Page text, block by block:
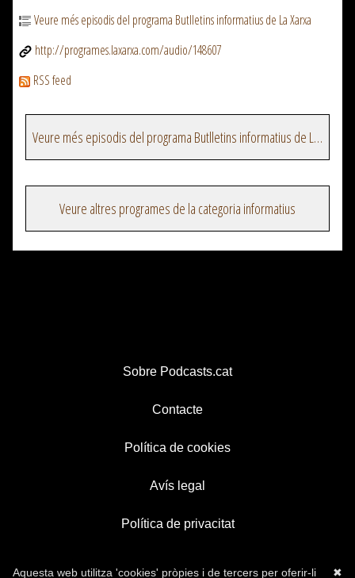
Veure més episodis del programa Butlletins informatius de La Xarxa
http://programes.laxarxa.com/audio/148607
RSS feed
Veure més episodis del programa Butlletins informatius de La Xarxa
Veure altres programes de la categoria informatius
Sobre Podcasts.cat
Contacte
Política de cookies
Avís legal
Política de privacitat
✖
Aquesta web utilitza 'cookies' pròpies i de tercers per oferir-li